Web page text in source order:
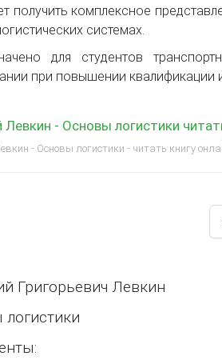
получить комплексное
системах.
для студентов
при повышении квалификации
Левкин - Основы логистики
- Основы логистики - читать книгу
Григорьевич Левкин